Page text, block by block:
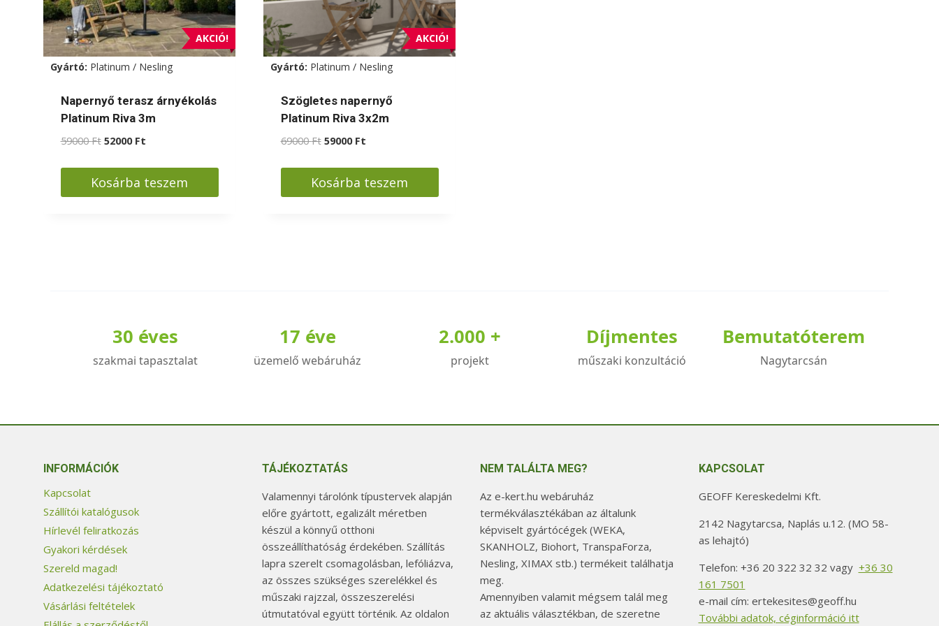
választhatók
ki
választhatók
ki
AKCIÓ!
Gyártó: Platinum / Nesling
Napernyő terasz árnyékolás
Platinum Riva 3m
59000Ft Original
was:
59000 Ft.
52000 FtCurrent
is:
52000 Ft.
Kosárba teszem
AKCIÓ!
Gyártó: Platinum / Nesling
Szögletes napernyő
Platinum Riva 3x2m
69000Ft Original
was:
69000 Ft.
59000 FtCurrent
is:
59000 Ft.
Kosárba teszem
30 éves
szakmai tapasztalat
17 éve
üzemelő webáruház
2.000 +
projekt
Díjmentes
műszaki konzultáció
Bemutatóterem
Nagytarcsán
INFORMÁCIÓK
Kapcsolat
Szállítói katalógusok
Hírlevél feliratkozás
Gyakori kérdések
Szereld magad!
Adatkezelési tájékoztató
Vásárlási feltételek
TÁJÉKOZTATÁS
Valamennyi tárolónk típustervek alapján
előre gyártott, egalizált méretben
készül a könnyű otthoni
összeállíthatóság érdekében. Szállítás
lapra szerelt csomagolásban, lefóliázva,
az összes szükséges szerelékkel és
műszaki rajzzal, összeszerelési
útmutatóval együtt történik. Az oldalon
NEM TALÁLTA MEG?
Az e-kert.hu webáruház
termékválasztékában az általunk
képviselt gyártócégek (WEKA,
SKANHOLZ, Biohort, TranspaForza,
Nesling, XIMAX stb.) termékeit találhatja
meg.
Amennyiben valamit mégsem talál meg
az aktuális választékban, de szeretne
KAPCSOLAT
GEOFF Kereskedelmi Kft.
2142 Nagytarcsa, Naplás u.12. (MO 58-
as lehajtó)
Telefon: +36 20 322 32 32 vagy +36 30
161 7501
e-mail cím: ertekesites@geoff.hu
További adatok, céginformáció itt